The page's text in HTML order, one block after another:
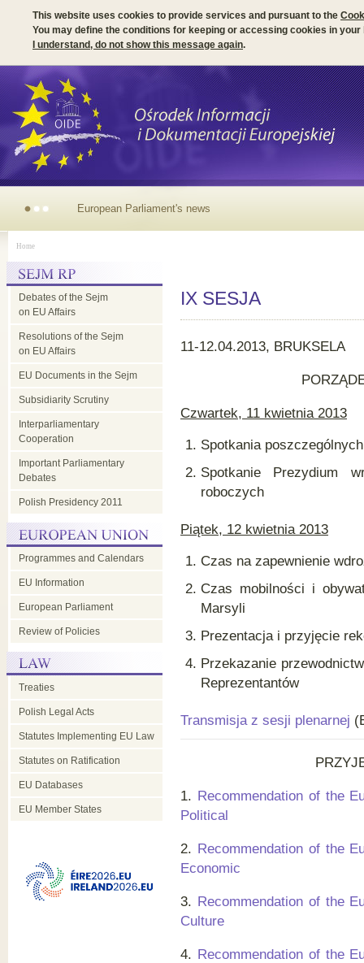
This website uses cookies to provide services and pursuant to the
You may define the conditions for keeping or accessing cookies in your
I understand, do not show this message again.
European
news
Home
Debates of the Sejm
on EU Affairs
Resolutions of the Sejm
on EU Affairs
EU Documents in the Sejm
Subsidiarity Scrutiny
Interparliamentary
Cooperation
Important Parliamentary
Debates
Polish Presidency 2011
Programmes and Calendars
EU Information
European Parliament
Review of Policies
Treaties
Polish Legal Acts
Statutes Implementing EU Law
Statutes on Ratification
EU Databases
EU Member States
IX SESJA
11-12.04.2013, BRUKSELA
Czwartek, 11 kwietnia 2013
Spotkania
Spotkanie Prezydium
roboczych
Piątek, 12 kwietnia 2013
Czas na zapewnienie
Czas mobilności i
Marsyli
Prezentacja i przyjęcie
Przekazanie
Reprezentantów
Transmisja z sesji plenarnej
1. Recommendation of the
Political
2. Recommendation of the
Economic
3. Recommendation of the
Culture
4. Recommendation of the